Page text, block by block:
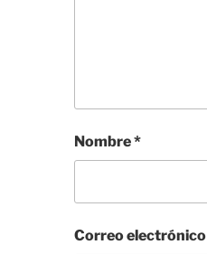
Nombre*
Correo electrónico